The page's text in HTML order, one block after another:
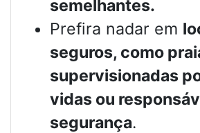
semelhantes.
Prefira nadar em
seguros, como
supervisionadas
vidas ou
segurança.